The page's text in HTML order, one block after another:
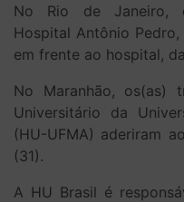
No Rio de Janeiro,
Hospital Antônio
em frente ao hospital,
No Maranhão, os(as)
Universitário da
(HU-UFMA) aderiram
(31).
A HU Brasil é